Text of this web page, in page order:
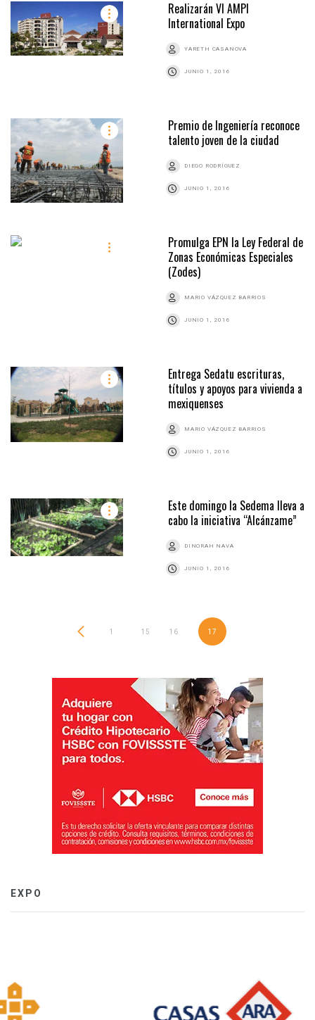
Realizarán VI AMPI
International Expo
YARETH CASANOVA
JUNIO 1, 2016
Premio de Ingeniería reconoce
talento joven de la ciudad
DIEGO RODRÍGUEZ
JUNIO 1, 2016
Promulga EPN la Ley Federal de
Zonas Económicas Especiales
(Zodes)
MARIO VÁZQUEZ BARRIOS
JUNIO 1, 2016
Entrega Sedatu escrituras,
títulos y apoyos para vivienda a
mexiquenses
MARIO VÁZQUEZ BARRIOS
JUNIO 1, 2016
Este domingo la Sedema lleva a
cabo la iniciativa “Alcánzame”
DINORAH NAVA
JUNIO 1, 2016
1 15 16 17
EXPO